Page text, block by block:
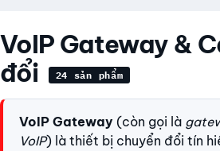
VoIP Gateway &
đổi
24 sản phẩm
VoIP Gateway (còn gọi là
VoIP) là thiết bị chuyển đổi tín